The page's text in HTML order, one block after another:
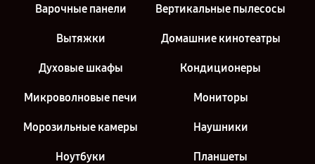
Варочные панели Вертикальные пылесосы
Вытяжки Домашние кинотеатры
Духовые шкафы Кондиционеры
Микроволновые печи Мониторы
Морозильные камеры Наушники
Ноутбуки Планшеты